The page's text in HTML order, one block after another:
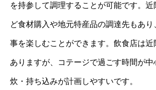
を持参して調理することが可能です。
ど食材購入や地元特産品の調達先もあ
事を楽しむことができます。飲食店は
ありますが、コテージで過ごす時間が中
炊・持ち込みが計画しやすいです。